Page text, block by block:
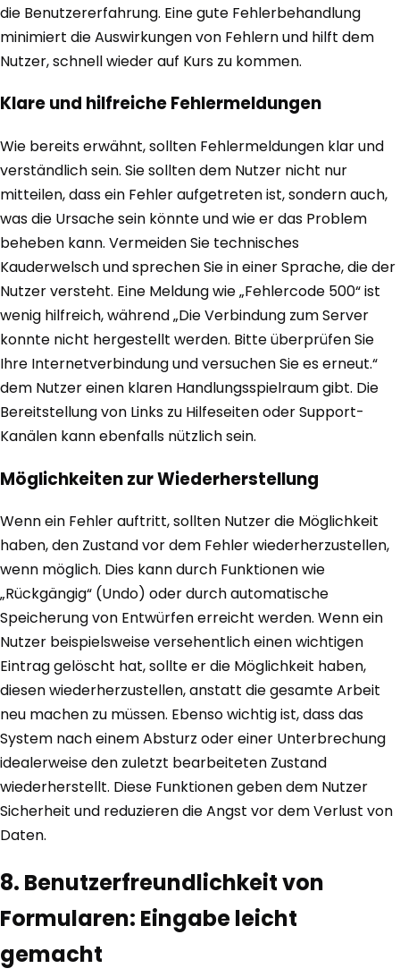
die Benutzererfahrung. Eine gute Fehlerbehandlung
minimiert die Auswirkungen von Fehlern und hilft dem
Nutzer, schnell wieder auf Kurs zu kommen.
Klare und hilfreiche Fehlermeldungen
Wie bereits erwähnt, sollten Fehlermeldungen klar und
verständlich sein. Sie sollten dem Nutzer nicht nur
mitteilen, dass ein Fehler aufgetreten ist, sondern auch,
was die Ursache sein könnte und wie er das Problem
beheben kann. Vermeiden Sie technisches
Kauderwelsch und sprechen Sie in einer Sprache, die der
Nutzer versteht. Eine Meldung wie „Fehlercode 500“ ist
wenig hilfreich, während „Die Verbindung zum Server
konnte nicht hergestellt werden. Bitte überprüfen Sie
Ihre Internetverbindung und versuchen Sie es erneut.“
dem Nutzer einen klaren Handlungsspielraum gibt. Die
Bereitstellung von Links zu Hilfeseiten oder Support-
Kanälen kann ebenfalls nützlich sein.
Möglichkeiten zur Wiederherstellung
Wenn ein Fehler auftritt, sollten Nutzer die Möglichkeit
haben, den Zustand vor dem Fehler wiederherzustellen,
wenn möglich. Dies kann durch Funktionen wie
„Rückgängig“ (Undo) oder durch automatische
Speicherung von Entwürfen erreicht werden. Wenn ein
Nutzer beispielsweise versehentlich einen wichtigen
Eintrag gelöscht hat, sollte er die Möglichkeit haben,
diesen wiederherzustellen, anstatt die gesamte Arbeit
neu machen zu müssen. Ebenso wichtig ist, dass das
System nach einem Absturz oder einer Unterbrechung
idealerweise den zuletzt bearbeiteten Zustand
wiederherstellt. Diese Funktionen geben dem Nutzer
Sicherheit und reduzieren die Angst vor dem Verlust von
Daten.
8. Benutzerfreundlichkeit von
Formularen: Eingabe leicht
gemacht